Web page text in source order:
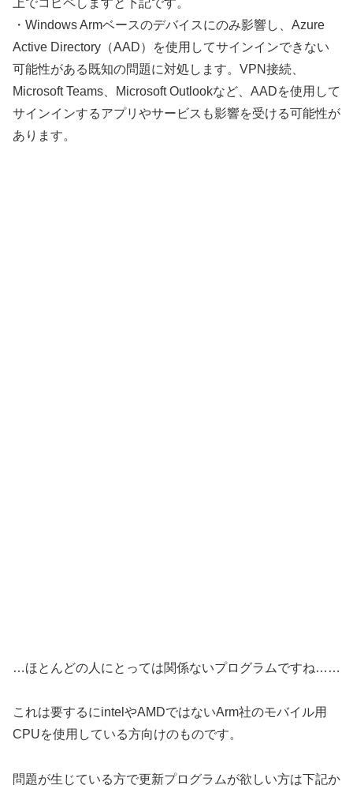
上でコピペしますと下記です。
・Windows Armベースのデバイスにのみ影響し、Azure
Active Directory（AAD）を使用してサインインできない
可能性がある既知の問題に対処します。VPN接続、
Microsoft Teams、Microsoft Outlookなど、AADを使用して
サインインするアプリやサービスも影響を受ける可能性が
あります。
…ほとんどの人にとっては関係ないプログラムですね……
これは要するにintelやAMDではないArm社のモバイル用
CPUを使用している方向けのものです。
問題が生じている方で更新プログラムが欲しい方は下記か